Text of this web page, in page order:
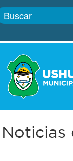
Boletín
Gobierno
Trámites
Noticias